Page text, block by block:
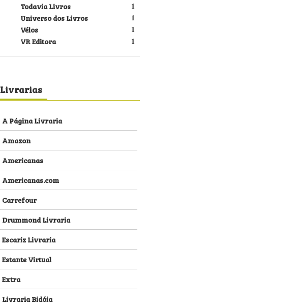
1
Todavia Livros
1
Universo dos Livros
1
Vélos
1
VR Editora
Livrarias
A Página Livraria
Amazon
Americanas
Americanas.com
Carrefour
Drummond Livraria
Escariz Livraria
Estante Virtual
Extra
Livraria Bidóia